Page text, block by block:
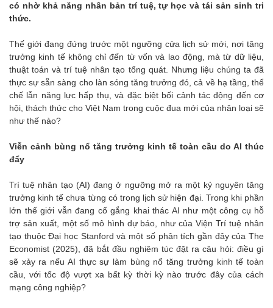
có nhờ khả năng nhân bản trí tuệ, tự học và tái sản sinh tri
thức.
Thế giới đang đứng trước một ngưỡng cửa lịch sử mới, nơi tăng
trưởng kinh tế không chỉ đến từ vốn và lao động, mà từ dữ liệu,
thuật toán và trí tuệ nhân tạo tổng quát. Nhưng liệu chúng ta đã
thực sự sẵn sàng cho làn sóng tăng trưởng đó, cả về hạ tầng, thể
chế lẫn năng lực hấp thụ, và đặc biệt bối cảnh tác động đến cơ
hội, thách thức cho Việt Nam trong cuộc đua mới của nhân loại sẽ
như thế nào?
Viễn cảnh bùng nổ tăng trưởng kinh tế toàn cầu do AI thúc
đẩy
Trí tuệ nhân tạo (AI) đang ở ngưỡng mở ra một kỷ nguyên tăng
trưởng kinh tế chưa từng có trong lịch sử hiện đại. Trong khi phần
lớn thế giới vẫn đang cố gắng khai thác AI như một công cụ hỗ
trợ sản xuất, một số mô hình dự báo, như của Viện Trí tuệ nhân
tạo thuộc Đại học Stanford và một số phân tích gần đây của The
Economist (2025), đã bắt đầu nghiêm túc đặt ra câu hỏi: điều gì
sẽ xảy ra nếu AI thực sự làm bùng nổ tăng trưởng kinh tế toàn
cầu, với tốc độ vượt xa bất kỳ thời kỳ nào trước đây của cách
mạng công nghiệp?